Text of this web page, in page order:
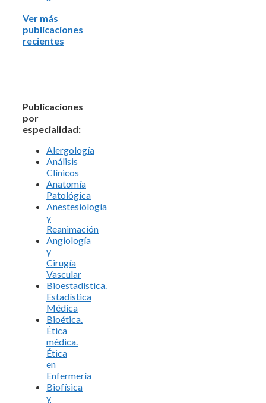
Ver más
publicaciones
recientes
Publicaciones
por
especialidad:
Alergología
Análisis
Clínicos
Anatomía
Patológica
Anestesiología
y
Reanimación
Angiología
y
Cirugía
Vascular
Bioestadística.
Estadística
Médica
Bioética.
Ética
médica.
Ética
en
Enfermería
Biofísica
y